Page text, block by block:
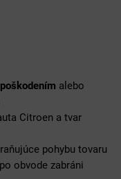
poškodením alebo
Citroen a tvar
pohybu tovaru
obvode zabráni